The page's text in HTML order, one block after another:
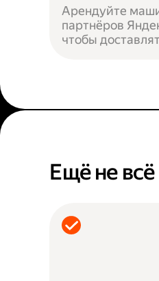
Арендуйте
партнёров
чтобы
Ещё не всё